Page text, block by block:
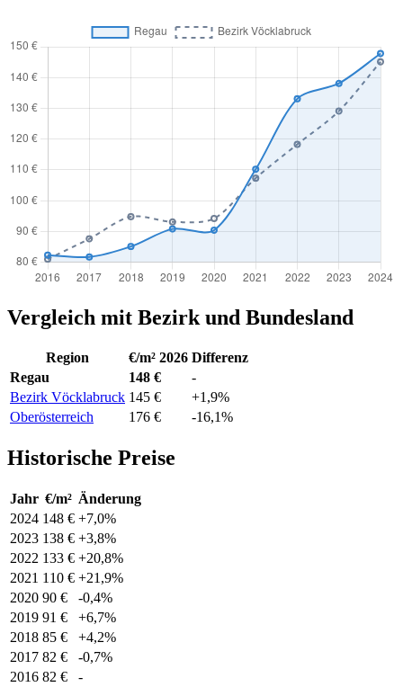
Vergleich mit Bezirk und Bundesland
Region €/m² 2026 Differenz
Regau
148 €
-
Bezirk Vöcklabruck 145 €
+1,9%
Oberösterreich
176 € -16,1%
Historische Preise
Jahr €/m² Änderung
2024 148 € +7,0%
2023 138 € +3,8%
2022 133 € +20,8%
2021 110 € +21,9%
2020 90 €
-0,4%
2019 91 €
+6,7%
2018 85 €
+4,2%
2017 82 €
-0,7%
2016 82 € -